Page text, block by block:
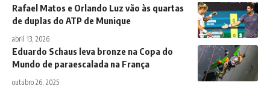
Rafael Matos e Orlando Luz vão às quartas
de duplas do ATP de Munique
abril 13, 2026
Eduardo Schaus leva bronze na Copa do
Mundo de paraescalada na França
outubro 26, 2025